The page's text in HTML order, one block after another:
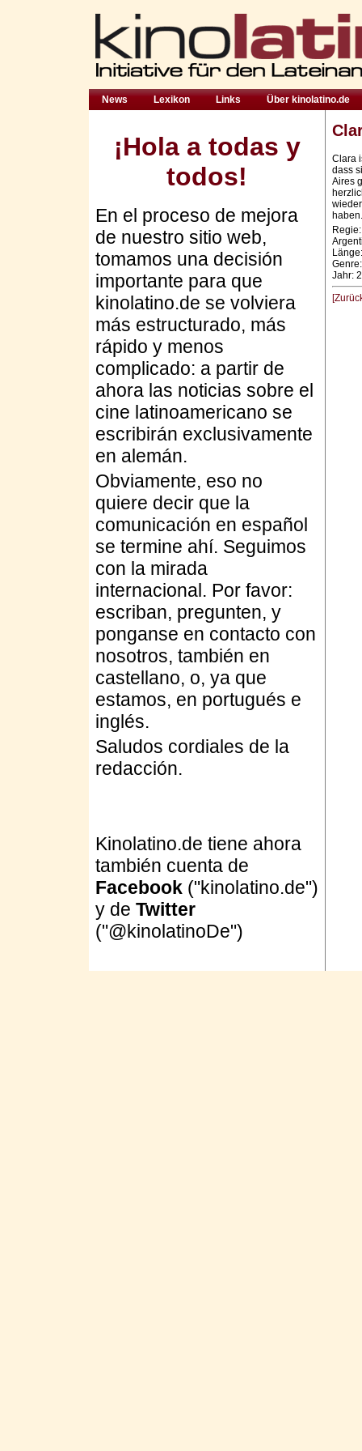
News Lexikon Links Über kinolatino.de
¡Hola a todas y
todos!
En el proceso de mejora
de nuestro sitio web,
tomamos una decisión
importante para que
kinolatino.de se volviera
más estructurado, más
rápido y menos
complicado: a partir de
ahora las noticias sobre el
cine latinoamericano se
escribirán exclusivamente
en alemán.
Obviamente, eso no
quiere decir que la
comunicación en español
se termine ahí. Seguimos
con la mirada
internacional. Por favor:
escriban, pregunten, y
ponganse en contacto con
nosotros, también en
castellano, o, ya que
estamos, en portugués e
inglés.
Saludos cordiales de la
redacción.
Kinolatino.de tiene ahora
también cuenta de
Facebook ("kinolatino.de")
y de Twitter
("@kinolatinoDe")
Clara
dass
Aires
haben.
Jahr: